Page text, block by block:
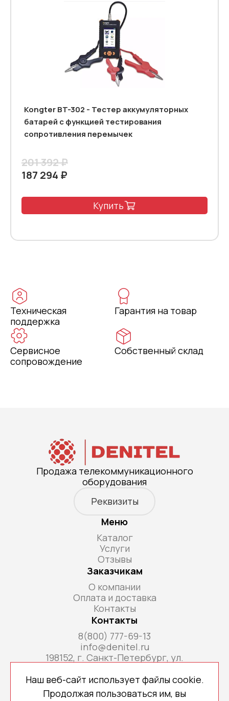
Kongter BT-302 - Тестер аккумуляторных
батарей c функцией тестирования
сопротивления перемычек
201 392 ₽
187 294 ₽
Купить
Техническая
поддержка
Гарантия на товар
Сервисное
сопровождение
Собственный склад
Продажа телекоммуникационного
оборудования
Реквизиты
Меню
Каталог
Услуги
Отзывы
Заказчикам
О компании
Оплата и доставка
Контакты
Контакты
8(800) 777-69-13
info@denitel.ru
198152, г. Санкт-Петербург, ул.
Н, ком. офис 213А
Наш веб-сайт использует файлы cookie.
Продолжая пользоваться им, вы